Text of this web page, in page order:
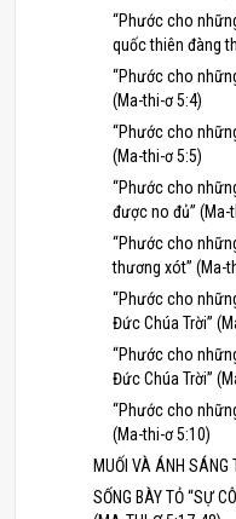
“Phước cho
quốc thiên đàng
“Phước cho
(Ma-thi-ơ 5:4)
“Phước cho
(Ma-thi-ơ 5:5)
“Phước cho
được no đủ” (Ma-
“Phước cho
thương xót” (Ma-
“Phước cho
Đức Chúa Trời”
“Phước cho
Đức Chúa Trời”
“Phước cho
(Ma-thi-ơ 5:10)
MUỐI VÀ ÁNH SÁNG
SỐNG BÀY TỎ “SỰ